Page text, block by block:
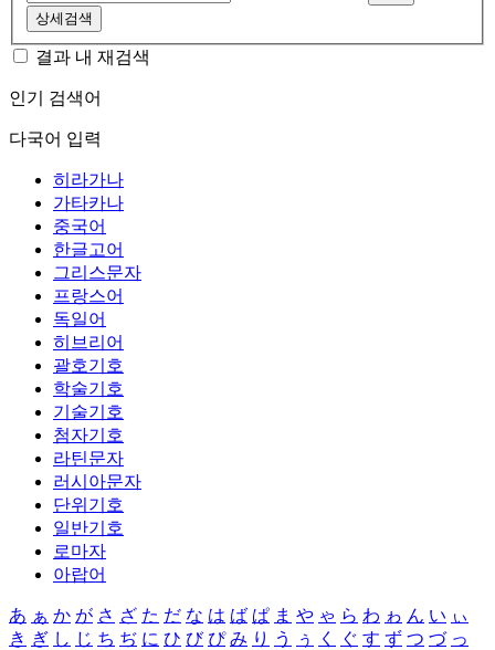
상세검색
결과 내 재검색
인기 검색어
다국어 입력
히라가나
가타카나
중국어
한글고어
그리스문자
프랑스어
독일어
히브리어
괄호기호
학술기호
기술기호
첨자기호
라틴문자
러시아문자
단위기호
일반기호
로마자
아랍어
あ ぁ か が さ ざ た だ な は ば ぱ ま や ゃ ら わ ゎ ん い ぃ
き ぎ し じ ち ぢ に ひ び ぴ み り う ぅ く ぐ す ず つ づ っ